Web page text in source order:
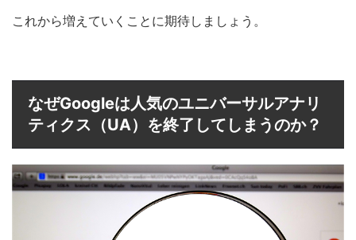
これから増えていくことに期待しましょう。
なぜGoogleは人気のユニバーサルアナリ
ティクス（UA）を終了してしまうのか？